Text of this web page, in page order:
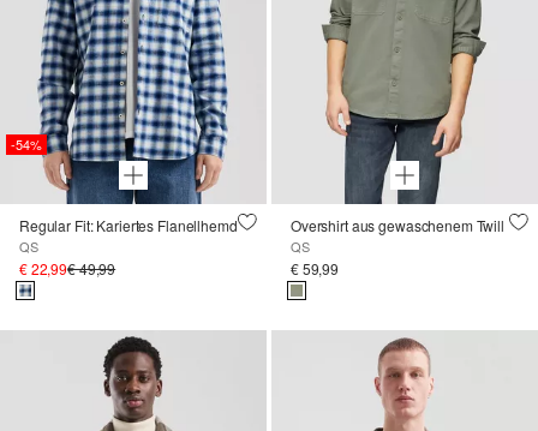
-54%
Regular Fit: Kariertes Flanellhemd
QS
€ 22,99€ 49,99
Overshirt aus gewaschenem Twill
QS
€ 59,99